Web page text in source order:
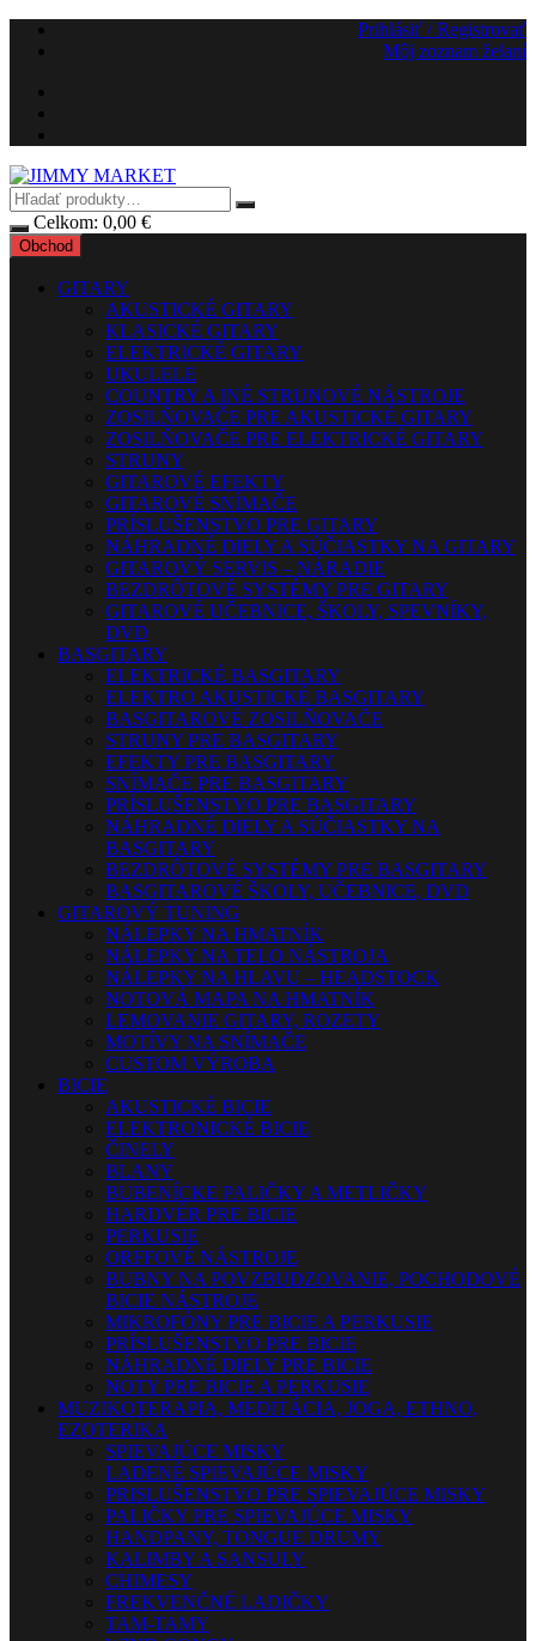
Preskočiť
Prihlásiť / Registrovať
Môj zoznam želaní
Celkom: 0,00 €
Obchod
GITARY
AKUSTICKÉ GITARY
KLASICKÉ GITARY
ELEKTRICKÉ GITARY
UKULELE
COUNTRY A INÉ STRUNOVÉ NÁSTROJE
ZOSILŇOVAČE PRE AKUSTICKÉ GITARY
ZOSILŇOVAČE PRE ELEKTRICKÉ GITARY
STRUNY
GITAROVÉ EFEKTY
GITAROVÉ SNÍMAČE
PRÍSLUŠENSTVO PRE GITARY
NÁHRADNÉ DIELY A SÚČIASTKY NA GITARY
GITAROVÝ SERVIS – NÁRADIE
BEZDRÔTOVÉ SYSTÉMY PRE GITARY
GITAROVÉ UČEBNICE, ŠKOLY, SPEVNÍKY,
DVD
BASGITARY
ELEKTRICKÉ BASGITARY
ELEKTRO AKUSTICKÉ BASGITARY
BASGITAROVÉ ZOSILŇOVAČE
STRUNY PRE BASGITARY
EFEKTY PRE BASGITARY
SNÍMAČE PRE BASGITARY
PRÍSLUŠENSTVO PRE BASGITARY
NÁHRADNÉ DIELY A SÚČIASTKY NA
BASGITARY
BEZDRÔTOVÉ SYSTÉMY PRE BASGITARY
BASGITAROVÉ ŠKOLY, UČEBNICE, DVD
GITAROVÝ TUNING
NÁLEPKY NA HMATNÍK
NÁLEPKY NA TELO NÁSTROJA
NÁLEPKY NA HLAVU – HEADSTOCK
NOTOVÁ MAPA NA HMATNÍK
LEMOVANIE GITARY, ROZETY
MOTÍVY NA SNÍMAČE
CUSTOM VÝROBA
BICIE
AKUSTICKÉ BICIE
ELEKTRONICKÉ BICIE
ČINELY
BLANY
BUBENÍCKE PALIČKY A METLIČKY
HARDVÉR PRE BICIE
PERKUSIE
ORFFOVÉ NÁSTROJE
BUBNY NA POVZBUDZOVANIE, POCHODOVÉ
BICIE NÁSTROJE
MIKROFÓNY PRE BICIE A PERKUSIE
PRÍSLUŠENSTVO PRE BICIE
NÁHRADNÉ DIELY PRE BICIE
NOTY PRE BICIE A PERKUSIE
MUZIKOTERAPIA, MEDITÁCIA, JOGA, ETHNO,
EZOTERIKA
SPIEVAJÚCE MISKY
LADENÉ SPIEVAJÚCE MISKY
PRISLUŠENSTVO PRE SPIEVAJÚCE MISKY
PALIČKY PRE SPIEVAJÚCE MISKY
HANDPANY, TONGUE DRUMY
KALIMBY A SANSULY
CHIMESY
FREKVENČNÉ LADIČKY
TAM-TAMY